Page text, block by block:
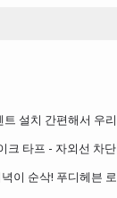
트 설치 간편해서 우
크 타프 - 자외선 차
이 순삭! 푸디헤븐